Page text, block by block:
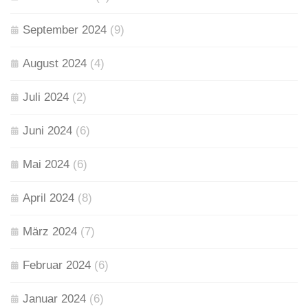
September 2024 (9)
August 2024 (4)
Juli 2024 (2)
Juni 2024 (6)
Mai 2024 (6)
April 2024 (8)
März 2024 (7)
Februar 2024 (6)
Januar 2024 (6)